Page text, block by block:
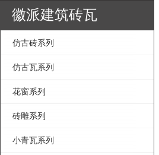
徽派建筑砖瓦
仿古砖系列
仿古瓦系列
花窗系列
砖雕系列
小青瓦系列